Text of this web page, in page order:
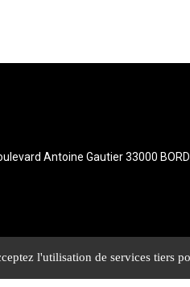
Antoine Gautier 33000
Décoratrice
l'utilisation de services tiers